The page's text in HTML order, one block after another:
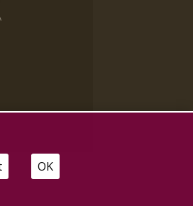
OK